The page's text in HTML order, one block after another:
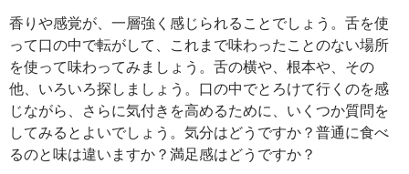
香りや感覚が、一層強く感じられることでしょう。舌を使
って口の中で転がして、これまで味わったことのない場所
を使って味わってみましょう。舌の横や、根本や、その
他、いろいろ探しましょう。口の中でとろけて行くのを感
じながら、さらに気付きを高めるために、いくつか質問を
してみるとよいでしょう。気分はどうですか？普通に食べ
るのと味は違いますか？満足感はどうですか？